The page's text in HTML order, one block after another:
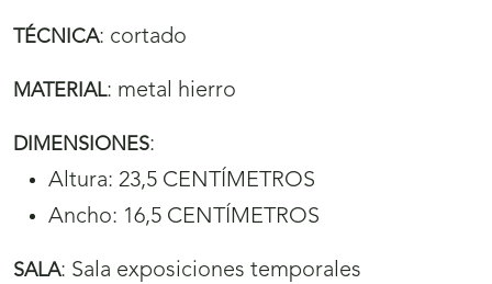
TÉCNICA: cortado
MATERIAL: metal hierro
DIMENSIONES:
Altura: 23,5 CENTÍMETROS
Ancho: 16,5 CENTÍMETROS
SALA: Sala exposiciones temporales